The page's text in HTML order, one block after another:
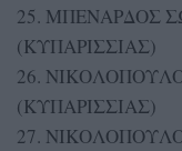
25. ΜΠΕΝΑΡΔΟΣ
(ΚΥΠΑΡΙΣΣΙΑΣ)
26.
(ΚΥΠΑΡΙΣΣΙΑΣ)
27.